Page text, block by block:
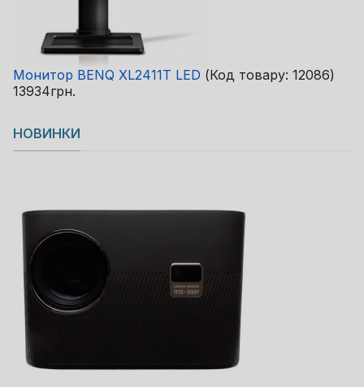
Монитор BENQ XL2411T LED (Код товару: 12086)
13934грн.
НОВИНКИ